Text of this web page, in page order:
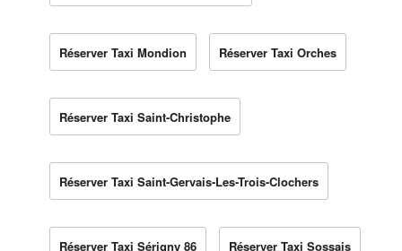
Réserver Taxi Mondion Réserver Taxi Orches
Réserver Taxi Saint-Christophe
Réserver Taxi Saint-Gervais-Les-Trois-Clochers
Réserver Taxi Sérigny 86 Réserver Taxi Sossais